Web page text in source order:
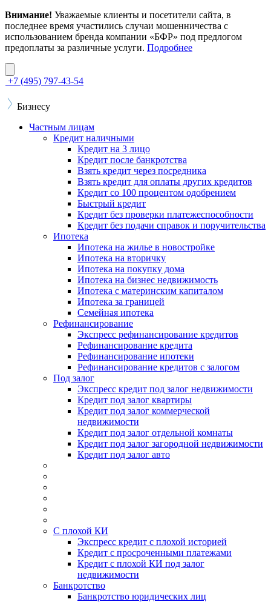
Внимание! Уважаемые клиенты и посетители сайта, в
последнее время участились случаи мошенничества с
использованием бренда компании «БФР» под предлогом
предоплаты за различные услуги. Подробнее
+7 (495) 797-43-54
Бизнесу
Частным лицам
Кредит наличными
Кредит на 3 лицо
Кредит после банкротства
Взять кредит через посредника
Взять кредит для оплаты других кредитов
Кредит со 100 процентом одобрением
Быстрый кредит
Кредит без проверки платежеспособности
Кредит без подачи справок и поручительства
Ипотека
Ипотека на жилье в новостройке
Ипотека на вторичку
Ипотека на покупку дома
Ипотека на бизнес недвижимость
Ипотека с материнским капиталом
Ипотека за границей
Семейная ипотека
Рефинансирование
Экспресс рефинансирование кредитов
Рефинансирование кредита
Рефинансирование ипотеки
Рефинансирование кредитов с залогом
Под залог
Экспресс кредит под залог недвижимости
Кредит под залог квартиры
Кредит под залог коммерческой
недвижимости
Кредит под залог отдельной комнаты
Кредит под залог загородной недвижимости
Кредит под залог авто
С плохой КИ
Экспресс кредит с плохой историей
Кредит с просроченными платежами
Кредит с плохой КИ под залог
недвижимости
Банкротство
Банкротство юридических лиц